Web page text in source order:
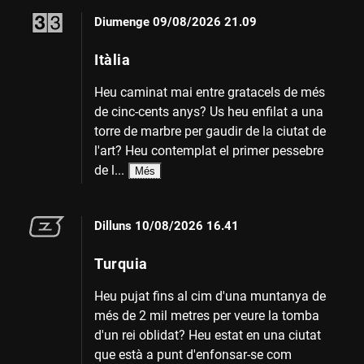
Diumenge 09/08/2026 21.09
Itàlia
Heu caminat mai entre gratacels de més
de cinc-cents anys? Us heu enfilat a una
torre de marbre per gaudir de la ciutat de
l'art? Heu contemplat el primer pessebre
de l...
Més
Dilluns 10/08/2026 16.41
Turquia
Heu pujat fins al cim d'una muntanya de
més de 2 mil metres per veure la tomba
d'un rei oblidat? Heu estat en una ciutat
que està a punt d'enfonsar-se com